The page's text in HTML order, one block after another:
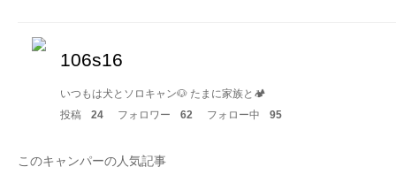
106s16
いつもは犬とソロキャン🐶 たまに家族と🏕
投稿
24 フォロワー 62 フォロー中 95
このキャンパーの人気記事